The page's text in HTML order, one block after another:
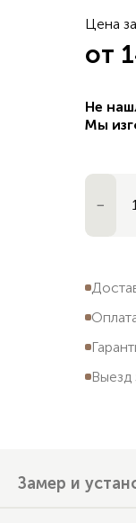
Цена
от
Не
Мы
−
Выезд
Замер и